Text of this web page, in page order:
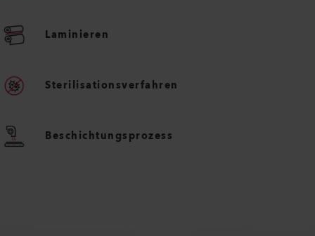
Laminieren
Sterilisationsverfahren
Beschichtungsprozess